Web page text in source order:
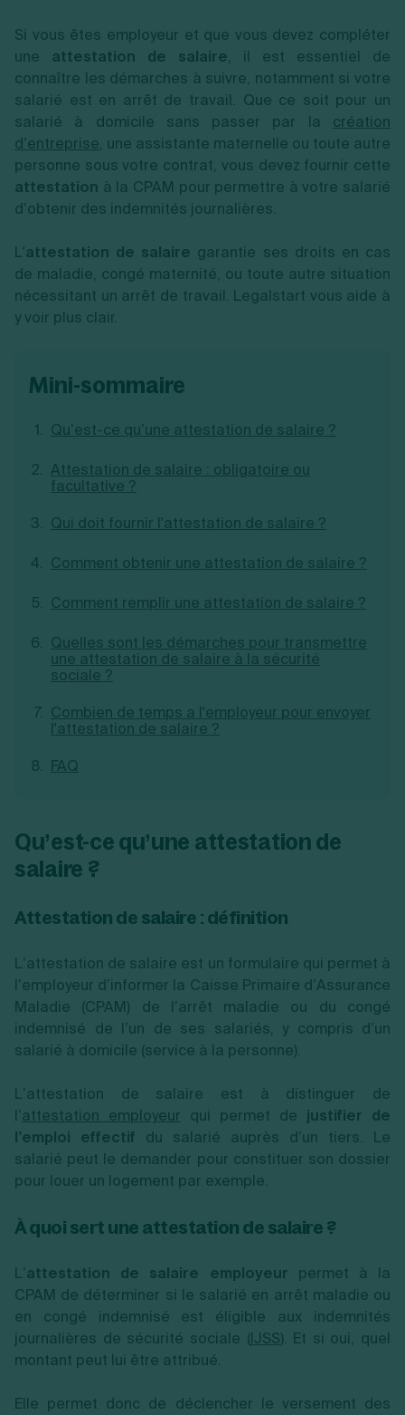
Construction/travaux
Restauration
Commerce
Transport
Autres
Ressources
Simulateur de choix de forme juridique
Calcul de charges sociales
Estimation du coût de création
Vérification de la disponibilité du nom d'entreprise
Générateur de mentions légales
Transmission universelle de patrimoine
Augmentation de capital
Réduction de capital
Gérer son entreprise
Gestion comptable
Approbation des comptes
Dépôt de marque
Recherche d'antériorité
Protection des créations
Fermer son entreprise
Radiation auto entrepreneur
Mise en sommeil
Dissolution-liquidation
Toutes les modifications
LMNP
Par métier
Conseil/finance
Vente en ligne
Services aux entreprises
Construction/travaux
Restauration
Commerce
Transport
Par fonctionnalité
Logiciel de facturation
Logiciel de comptabilité
Gestion des achats
Je suis autonome
Découvrez notre cabinet d'expertise
Fiches SAS
Fiches EURL
Fiches SARL
Fiches SCI
Fiches auto-entrepreneur
Fiches association
Toutes les fiches sur la création
Autres démarches
Gestion d’entreprise
Exercice d’un métier
Recouvrement de factures
Gérer ses salariés
Sélection de fiches pratiques
Création de micro-entreprise
Création d'EURL
Création de SASU
Création de SARL
Création de SAS
Création d'association
Ouverture compte pro
Fermeture d’une entreprise
Création d'entreprise
Si vous êtes employeur et que vous devez compléter
une attestation de salaire, il est essentiel de
connaître les démarches à suivre, notamment si votre
salarié est en arrêt de travail. Que ce soit pour un
salarié à domicile sans passer par la création
d’entreprise, une assistante maternelle ou toute autre
personne sous votre contrat, vous devez fournir cette
attestation à la CPAM pour permettre à votre salarié
d’obtenir des indemnités journalières.
L'attestation de salaire garantie ses droits en cas
de maladie, congé maternité, ou toute autre situation
nécessitant un arrêt de travail. Legalstart vous aide à
y voir plus clair.
mini-sommaire
Qu’est-ce qu’une attestation de salaire ?
Attestation de salaire : obligatoire ou
facultative ?
Qui doit fournir l'attestation de salaire ?
Comment obtenir une attestation de salaire ?
Comment remplir une attestation de salaire ?
Quelles sont les démarches pour transmettre
une attestation de salaire à la sécurité
sociale ?
Combien de temps a l'employeur pour envoyer
l'attestation de salaire ?
FAQ
Qu’est-ce qu’une attestation de
salaire ?
Attestation de salaire : définition
L’attestation de salaire est un formulaire qui permet à
l’employeur d’informer la Caisse Primaire d’Assurance
Maladie (CPAM) de l’arrêt maladie ou du congé
indemnisé de l’un de ses salariés, y compris d’un
salarié à domicile (service à la personne).
L’attestation de salaire est à distinguer de
l’attestation employeur qui permet de justifier de
l’emploi effectif du salarié auprès d’un tiers. Le
salarié peut le demander pour constituer son dossier
pour louer un logement par exemple.
À quoi sert une attestation de salaire ?
L’attestation de salaire employeur permet à la
CPAM de déterminer si le salarié en arrêt maladie ou
en congé indemnisé est éligible aux indemnités
journalières de sécurité sociale (IJSS). Et si oui, quel
montant peut lui être attribué.
Elle permet donc de déclencher le versement des